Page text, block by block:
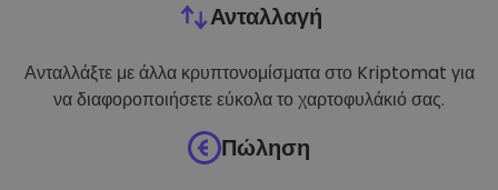
Ανταλλαγή
Ανταλλάξτε με άλλα κρυπτονομίσματα στο Kriptomat για
να διαφοροποιήσετε εύκολα το χαρτοφυλάκιό σας.
Πώληση